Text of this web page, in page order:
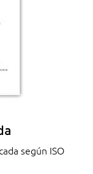
según ISO